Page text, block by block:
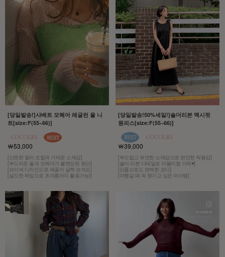
[당일발송!]샤베트 모헤어 레글런 울 니
트[size:F(55~66)]
￦53,000
[산뜻한 컬러 조합과 가벼운 소재감]
[부드러운 울과 모헤어가 블렌딩된 원단]
[브이넥 디자인으로 쇄골이 살짝 보여요]
[설깃한 짜임으로 초여름까지 활용가능!]
[당일발송!50%세일!]숄더리본 맥시핏
원피스[size:F(55~66)]
￦39,000
[부드럽고 유연한 소재감으로 편안한 착용감]
[숄더 리본 디테일로 러블리함 가득♥]
[단품으로도 완벽한 코디]
[여행갈 때 꼭 챙기고 싶은 아이템]